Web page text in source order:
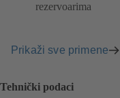
rezervoarima
Prikaži sve primene
Tehnički podaci